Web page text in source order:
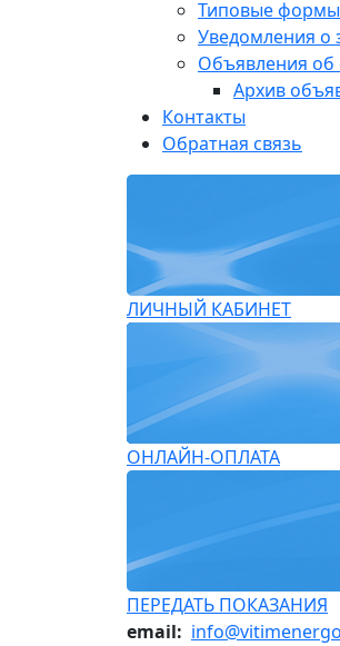
Типовые
Уведомления о
Объявления об
Архив
Контакты
Обратная связь
ЛИЧНЫЙ КАБИНЕТ
ОНЛАЙН-ОПЛАТА
ПЕРЕДАТЬ ПОКАЗАНИЯ
email: